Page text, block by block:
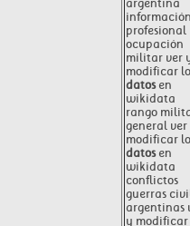
argentina
profesional
ocupación
militar ver
modificar
datosen
wikidata
rango
general ver
modificar
datosen
wikidata
conflictos
guerras
argentinas
y modificar